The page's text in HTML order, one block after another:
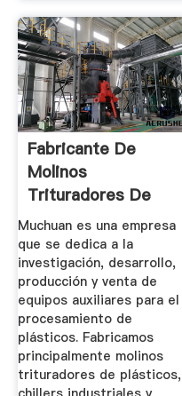
Fabricante De
Molinos
Trituradores De
Plásticos ...
Muchuan es una empresa
que se dedica a la
investigación, desarrollo,
producción y venta de
equipos auxiliares para el
procesamiento de
plásticos. Fabricamos
principalmente molinos
trituradores de plásticos,